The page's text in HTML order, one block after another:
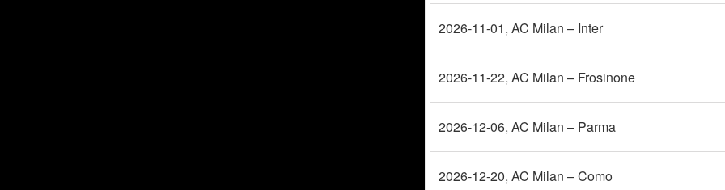
2026-11-01, AC Milan – Inter
2026-11-22, AC Milan – Frosinone
2026-12-06, AC Milan – Parma
2026-12-20, AC Milan – Como